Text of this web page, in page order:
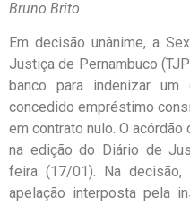
Bruno Brito
Em decisão unânime, a
Justiça de Pernambuco
banco para indenizar
concedido empréstimo
em contrato nulo. O
na edição do Diário de
feira (17/01). Na decisão,
apelação interposta pela